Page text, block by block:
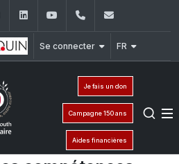
InstagramLinkedInYouTube+961 (1) 421 000
Se connecter FR
Je fais un don
Campagne 150 ans
Aides financières